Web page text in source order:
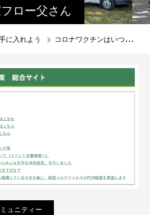
ロー父さん
ファミログ
に入れよう コロナワクチンはいつから？どこで？｜自己負担は？
ュニティー